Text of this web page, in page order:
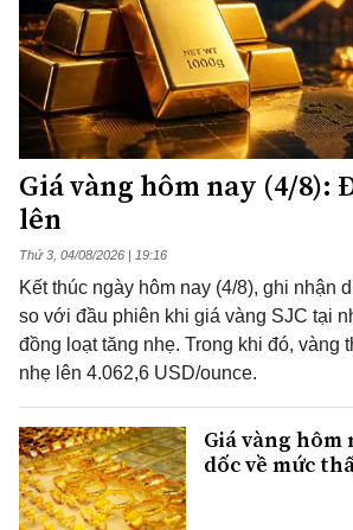
Giá vàng hôm nay (4/8):
lên
Thứ 3, 04/08/2026 | 19:16
Kết thúc ngày hôm nay (4/8), ghi nhận
so với đầu phiên khi giá vàng SJC tại
đồng loạt tăng nhẹ. Trong khi đó, vàng
nhẹ lên 4.062,6 USD/ounce.
Giá vàng hôm
dốc về mức